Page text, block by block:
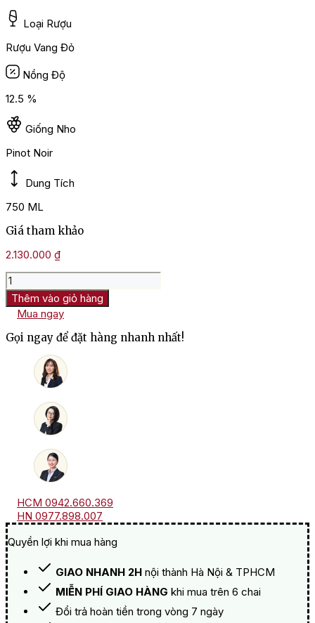
Loại Rượu
Rượu Vang Đỏ
Nồng Độ
12.5 %
Giống Nho
Pinot Noir
Dung Tích
750 ML
Giá tham khảo
2.130.000 ₫
Rượu
vang
Pháp
Pierre
Girardin
Bourgogne
Calcaire
Thêm vào giỏ hàng
Mua ngay
Gọi ngay để đặt hàng nhanh nhất!
HCM 0942.660.369
HN 0977.898.007
Quyền lợi khi mua hàng
GIAO NHANH 2H nội thành Hà Nội & TPHCM
MIỄN PHÍ GIAO HÀNG khi mua trên 6 chai
Đổi trả hoàn tiền trong vòng 7 ngày